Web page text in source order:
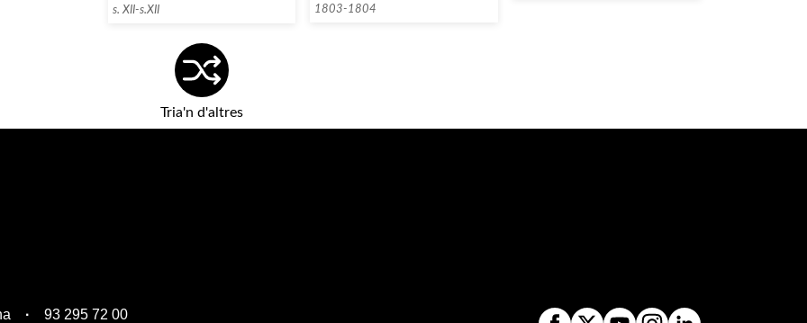
s. XII-s.XII
1803-1804
Tria'n d'altres
93 295 72 00